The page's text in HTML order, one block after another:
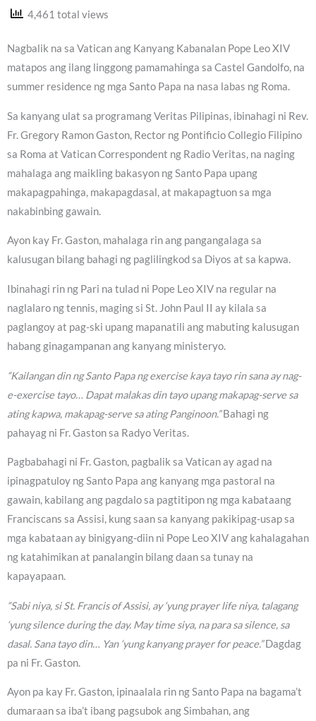
4,461 total views
Nagbalik na sa Vatican ang Kanyang Kabanalan Pope Leo XIV
matapos ang ilang linggong pamamahinga sa Castel Gandolfo, na
summer residence ng mga Santo Papa na nasa labas ng Roma.
Sa kanyang ulat sa programang Veritas Pilipinas, ibinahagi ni Rev.
Fr. Gregory Ramon Gaston, Rector ng Pontificio Collegio Filipino
sa Roma at Vatican Correspondent ng Radio Veritas, na naging
mahalaga ang maikling bakasyon ng Santo Papa upang
makapagpahinga, makapagdasal, at makapagtuon sa mga
nakabinbing gawain.
Ayon kay Fr. Gaston, mahalaga rin ang pangangalaga sa
kalusugan bilang bahagi ng paglilingkod sa Diyos at sa kapwa.
Ibinahagi rin ng Pari na tulad ni Pope Leo XIV na regular na
naglalaro ng tennis, maging si St. John Paul II ay kilala sa
paglangoy at pag-ski upang mapanatili ang mabuting kalusugan
habang ginagampanan ang kanyang ministeryo.
“Kailangan din ng Santo Papa ng exercise kaya tayo rin sana ay nag-
e-exercise tayo… Dapat malakas din tayo upang makapag-serve sa
ating kapwa, makapag-serve sa ating Panginoon.”Bahagi ng
pahayag ni Fr. Gaston sa Radyo Veritas.
Pagbabahagi ni Fr. Gaston, pagbalik sa Vatican ay agad na
ipinagpatuloy ng Santo Papa ang kanyang mga pastoral na
gawain, kabilang ang pagdalo sa pagtitipon ng mga kabataang
Franciscans sa Assisi, kung saan sa kanyang pakikipag-usap sa
mga kabataan ay binigyang-diin ni Pope Leo XIV ang kahalagahan
ng katahimikan at panalangin bilang daan sa tunay na
kapayapaan.
“Sabi niya, si St. Francis of Assisi, ay ‘yung prayer life niya, talagang
‘yung silence during the day. May time siya, na para sa silence, sa
dasal. Sana tayo din… Yan ‘yung kanyang prayer for peace.”Dagdag
pa ni Fr. Gaston.
Ayon pa kay Fr. Gaston, ipinaalala rin ng Santo Papa na bagama’t
dumaraan sa iba’t ibang pagsubok ang Simbahan, ang